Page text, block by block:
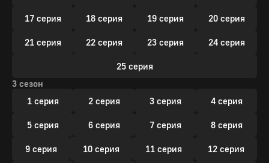
17 серия 18 серия 19 серия 20 серия
21 серия 22 серия 23 серия 24 серия
25 серия
3 сезон
1 серия
2 серия 3 серия 4 серия
5 серия 6 серия 7 серия 8 серия
9 серия 10 серия 11 серия 12 серия